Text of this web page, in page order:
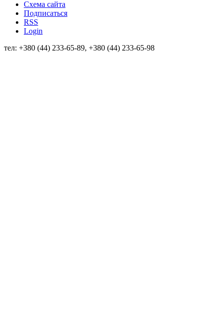
Схема сайта
Подписаться
RSS
Login
тел: +380 (44) 233-65-89, +380 (44) 233-65-98